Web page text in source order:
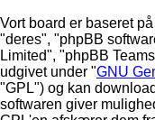
Vort board er baseret
"deres", "phpBB
Limited", "phpBB
udgivet under "GNU
"GPL") og kan
softwaren giver